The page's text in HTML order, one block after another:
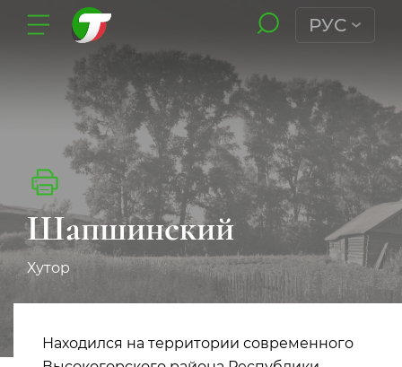
РУС
Шапшинский
Хутор
Находился на территории современного